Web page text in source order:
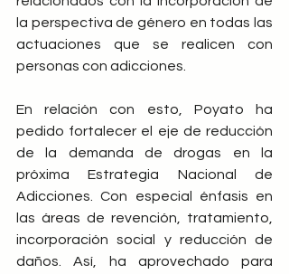
la perspectiva de género en todas las
actuaciones que se realicen con
personas con adicciones.
En relación con esto, Poyato ha
pedido fortalecer el eje de reducción
de la demanda de drogas en la
próxima Estrategia Nacional de
Adicciones. Con especial énfasis en
las áreas de revención, tratamiento,
incorporación social y reducción de
daños. Así, ha aprovechado para